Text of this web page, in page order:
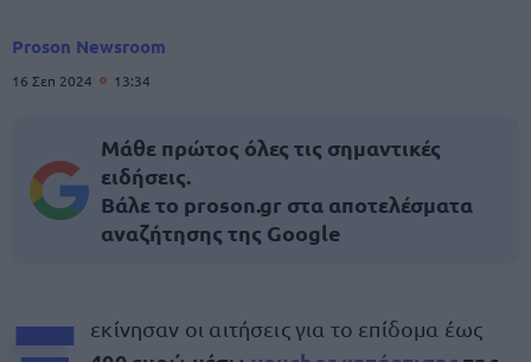
Proson Newsroom
16 Σεπ 2024 13:34
Μάθε πρώτος όλες τις σημαντικές
ειδήσεις.
Βάλε το proson.gr στα αποτελέσματα
αναζήτησης της Google
εκίνησαν οι αιτήσεις για το επίδομα έως